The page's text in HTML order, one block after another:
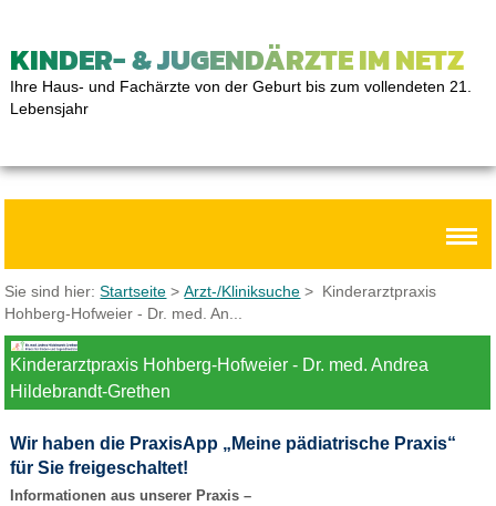
KINDER- & JUGENDÄRZTE IM NETZ
Ihre Haus- und Fachärzte von der Geburt bis zum vollendeten 21.
Lebensjahr
Sie sind hier:Startseite >Arzt-/Kliniksuche > Kinderarztpraxis
Hohberg-Hofweier - Dr. med. An...
Kinderarztpraxis Hohberg-Hofweier - Dr. med. Andrea
Hildebrandt-Grethen
Wir haben die PraxisApp „Meine pädiatrische Praxis“
für Sie freigeschaltet!
Informationen aus unserer Praxis –